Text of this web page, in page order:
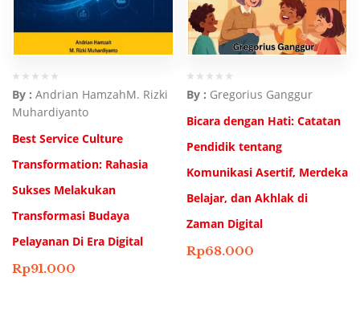
By : Andrian HamzahM. Rizki
Muhardiyanto
Best Service Culture
Transformation: Rahasia
Sukses Melakukan
Transformasi Budaya
Pelayanan Di Era Digital
Rp91.000
By : Gregorius Ganggur
Bicara dengan Hati: Catatan
Pendidik tentang
Komunikasi Asertif, Merdeka
Belajar, dan Akhlak di
Zaman Digital
Rp68.000